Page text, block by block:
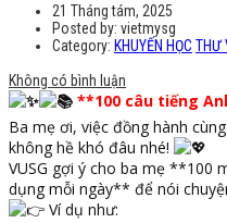
21 Tháng tám, 2025
Posted by: vietmysg
Category: KHUYẾN HỌC THƯ
Không có bình luận
**100 câu tiếng
Ba mẹ ơi, việc đồng hành
không hề khó đâu nhé!
VUSG gợi ý cho ba mẹ **100
dụng mỗi ngày** để nói
Ví dụ như: